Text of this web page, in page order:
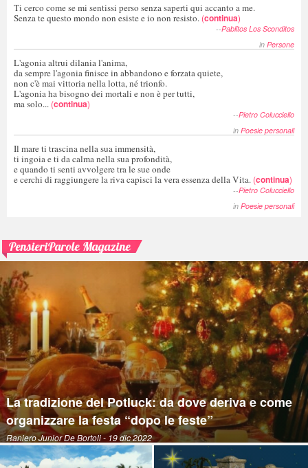
Ti cerco come se mi sentissi perso senza saperti qui accanto a me.
Senza te questo mondo non esiste e io non resisto. (continua)
--Pablitos Los Sconditos
in Persone
L'agonia altrui dilania l'anima,
da sempre l'agonia finisce in abbandono e forzata quiete,
non c'è mai vittoria nella lotta, né trionfo.
L'agonia ha bisogno dei mortali e non è per tutti,
ma solo... (continua)
--Pietro Colucciello
in Poesie personali
Il mare ti trascina nella sua immensità,
ti ingoia e ti da calma nella sua profondità,
e quando ti senti avvolgere tra le sue onde
e cerchi di raggiungere la riva capisci la vera essenza della Vita. (continua)
--Pietro Colucciello
in Poesie personali
PensieriParole Magazine
La tradizione del Potluck: da dove deriva e come
organizzare la festa “dopo le feste”
Raniero Junior De Bortoli- 19 dic 2022